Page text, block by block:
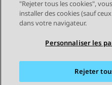
STAY CONNECTED
Conditions
"Rejeter tous les cookies",
installer des cookies (sauf
dans votre navigateur.
Personnaliser les
Rejeter